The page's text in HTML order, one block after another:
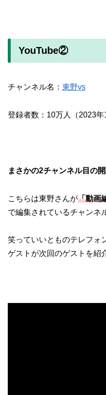
YouTube②
チャンネル名： 東野vs
登録者数：10万人（2023年
まさかの2チャンネル目の開
こちらは東野さんが「動画
で編集されているチャンネ
笑っていいとものテレフォ
ゲストが次回のゲストを紹